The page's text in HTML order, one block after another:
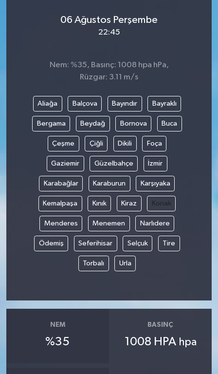
06 Ağustos Perşembe
22:45
Nem: %35, Basınç: 1008 hpa hPa,
Rüzgar: 3.11 m/s
Aliağa Balçova Bayındır Bayraklı
Bergama Beydağ Bornova Buca
Çeşme Çiğli Dikili Foça
Gaziemir Güzelbahçe İzmir
Karabağlar Karaburun Karşıyaka
Kemalpaşa Kınık Kiraz Konak
Menderes Menemen Narlıdere
Ödemiş Seferihisar Selçuk Tire
Torbalı Urla
NEM
%35
BASINÇ
1008 HPA hpa